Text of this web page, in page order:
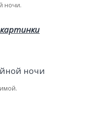
ночи.